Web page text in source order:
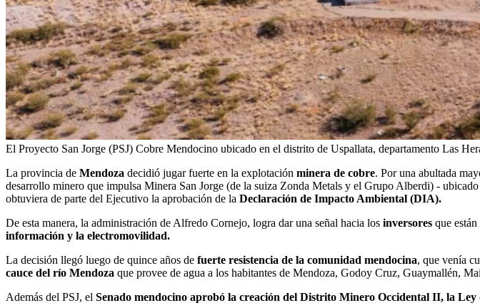
El Proyecto San Jorge (PSJ) Cobre Mendocino ubicado en el distrito de Uspallata, departamento Las
La provincia de Mendoza decidió jugar fuerte en la explotación minera de cobre. Por una abultada
desarrollo minero que impulsa Minera San Jorge (de la suiza Zonda Metals y el Grupo Alberdi) -
obtuviera de parte del Ejecutivo la aprobación de la Declaración de Impacto Ambiental (DIA).
De esta manera, la administración de Alfredo Cornejo, logra dar una señal hacia los inversores que
información y la electromovilidad.
La decisión llegó luego de quince años de fuerte resistencia de la comunidad mendocina, que venía
cauce del río Mendoza que provee de agua a los habitantes de Mendoza, Godoy Cruz, Guaymallén,
Además del PSJ, el Senado mendocino aprobó la creación del Distrito Minero Occidental II, la